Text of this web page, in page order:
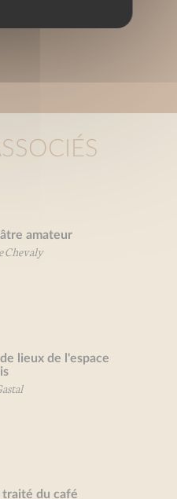
amateur
Chevaly
lieux de l'espace
traité du café